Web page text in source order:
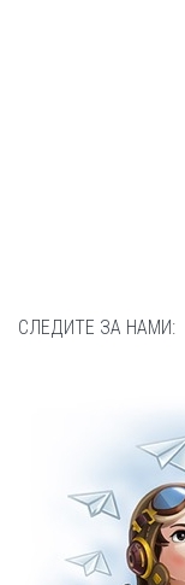
СЛЕДИТЕ ЗА НАМИ: